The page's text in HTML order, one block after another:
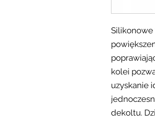
Silikonowe
kolei
uzyskanie
dekoltu.